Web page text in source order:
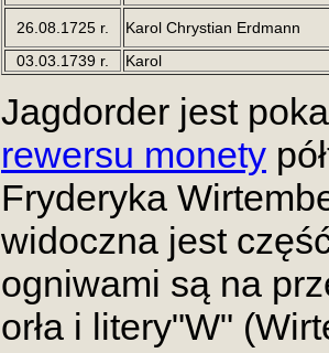
26.08.1725 r.
Karol Chrystian Erdmann
03.03.1739 r.
Karol
Jagdorder jest
rewersu monety
Fryderyka
widoczna jest
ogniwami są na
orła i litery"W"